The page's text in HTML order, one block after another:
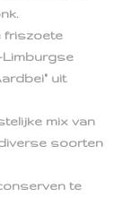
friszoete
Limburgse
uit
mix van
soorten
te